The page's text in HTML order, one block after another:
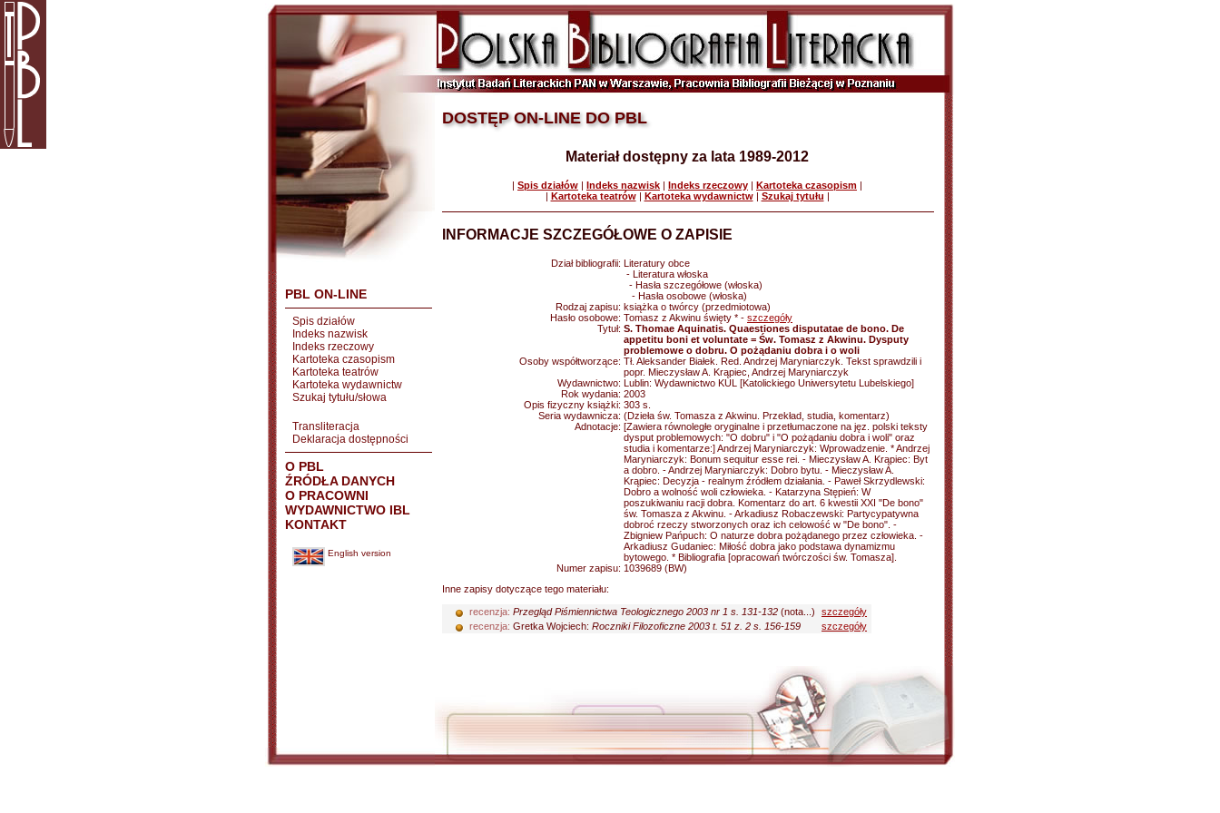
PBL ON-LINE
Spis działów
Indeks nazwisk
Indeks rzeczowy
Kartoteka czasopism
Kartoteka teatrów
Kartoteka wydawnictw
Szukaj tytułu/słowa
Transliteracja
Deklaracja dostępności
O PBL
ŹRÓDŁA DANYCH
O PRACOWNI
WYDAWNICTWO IBL
KONTAKT
English version
DOSTĘP ON-LINE DO PBL
Materiał dostępny za lata 1989-2012
| Spis działów | Indeks nazwisk | Indeks rzeczowy | Kartoteka czasopism |
| Kartoteka teatrów| Kartoteka wydawnictw| Szukaj tytułu |
INFORMACJE SZCZEGÓŁOWE O ZAPISIE
Dział bibliografii: Literatury obce
- Literatura włoska
- Hasła szczegółowe (włoska)
- Hasła osobowe (włoska)
Rodzaj zapisu: książka o twórcy (przedmiotowa)
Hasło osobowe: Tomasz z Akwinu święty * - szczegóły
Tytuł: S. Thomae Aquinatis. Quaestiones disputatae de bono. De
appetitu boni et voluntate = Św. Tomasz z Akwinu. Dysputy
problemowe o dobru. O pożądaniu dobra i o woli
Osoby współtworzące: Tł. Aleksander Białek. Red. Andrzej Maryniarczyk. Tekst sprawdzili i
popr. Mieczysław A. Krąpiec, Andrzej Maryniarczyk
Wydawnictwo: Lublin: Wydawnictwo KUL [Katolickiego Uniwersytetu Lubelskiego]
Rok wydania: 2003
Opis fizyczny książki: 303 s.
Seria wydawnicza: (Dzieła św. Tomasza z Akwinu. Przekład, studia, komentarz)
Adnotacje: [Zawiera równoległe oryginalne i przetłumaczone na jęz. polski teksty
dysput problemowych: "O dobru" i "O pożądaniu dobra i woli" oraz
studia i komentarze:] Andrzej Maryniarczyk: Wprowadzenie. * Andrzej
Maryniarczyk: Bonum sequitur esse rei. - Mieczysław A. Krąpiec: Byt
a dobro. - Andrzej Maryniarczyk: Dobro bytu. - Mieczysław A.
Krąpiec: Decyzja - realnym źródłem działania. - Paweł Skrzydlewski:
Dobro a wolność woli człowieka. - Katarzyna Stępień: W
poszukiwaniu racji dobra. Komentarz do art. 6 kwestii XXI "De bono"
św. Tomasza z Akwinu. - Arkadiusz Robaczewski: Partycypatywna
dobroć rzeczy stworzonych oraz ich celowość w "De bono". -
Zbigniew Pańpuch: O naturze dobra pożądanego przez człowieka. -
Arkadiusz Gudaniec: Miłość dobra jako podstawa dynamizmu
bytowego. * Bibliografia [opracowań twórczości św. Tomasza].
Numer zapisu: 1039689 (BW)
Inne zapisy dotyczące tego materiału:
recenzja: Przegląd Piśmiennictwa Teologicznego 2003 nr 1 s. 131-132 (nota...)
szczegóły
recenzja: Gretka Wojciech: Roczniki Filozoficzne 2003 t. 51 z. 2 s. 156-159 szczegóły